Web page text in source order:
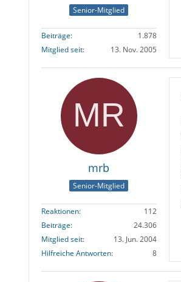
Senior-Mitglied
Beiträge
1.878
Mitglied seit
13. Nov. 2005
mrb
Senior-Mitglied
Reaktionen
112
Beiträge
24.306
Mitglied seit
13. Jun. 2004
Hilfreiche Antworten
8